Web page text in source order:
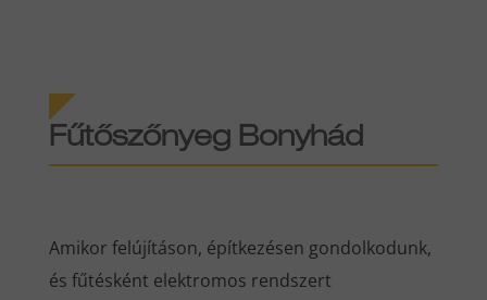
Fűtőszőnyeg Bonyhád
Amikor felújításon, építkezésen gondolkodunk,
és fűtésként elektromos rendszert